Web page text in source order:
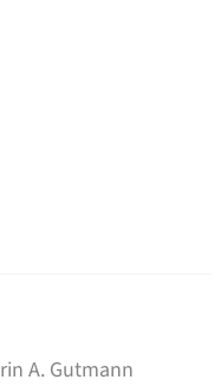
A. Gutmann